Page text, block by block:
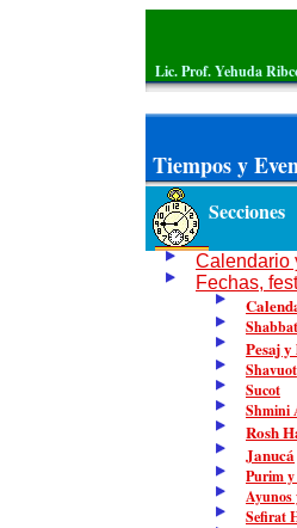
Lic. Prof. Yehuda
Tiempos y
Secciones
Calendario
Fechas,
Shabbat
Pesaj
Shavuot
Sucot
Shmini
Rosh
Janucá
Purim y
Ayunos
Sefirat